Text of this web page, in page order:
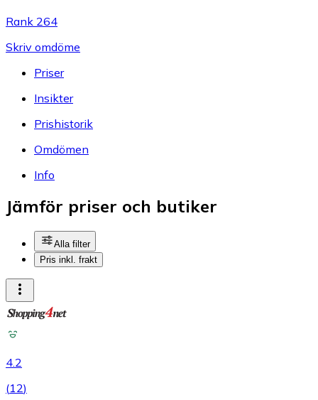
Rank 264
Skriv omdöme
Priser
Insikter
Prishistorik
Omdömen
Info
Jämför priser och butiker
Alla filter
Pris inkl. frakt
4.2
(12)